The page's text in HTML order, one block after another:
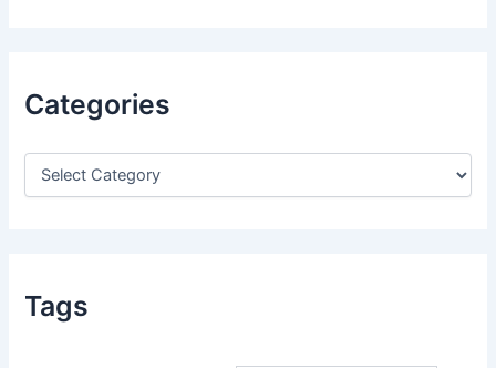
f
r
Categories
Tags